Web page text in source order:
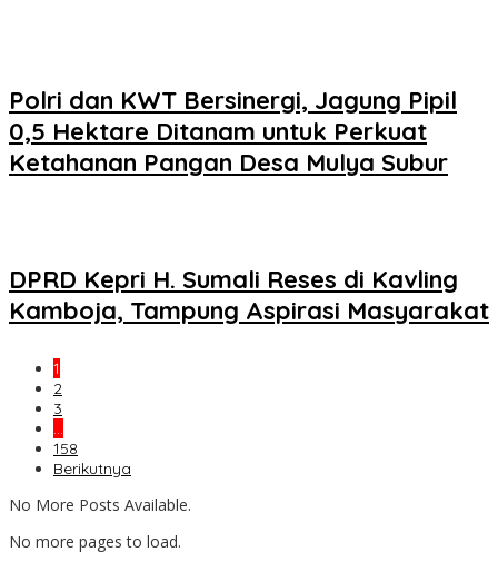
Polri dan KWT Bersinergi, Jagung Pipil
0,5 Hektare Ditanam untuk Perkuat
Ketahanan Pangan Desa Mulya Subur
DPRD Kepri H. Sumali Reses di Kavling
Kamboja, Tampung Aspirasi Masyarakat
1
2
3
…
158
Berikutnya
No More Posts Available.
No more pages to load.